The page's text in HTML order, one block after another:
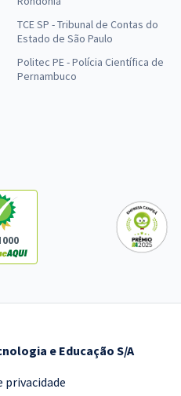
TCE SP - Tribunal de Contas do
Estado de São Paulo
Politec PE - Polícia Científica de
Pernambuco
e Educação S/A
privacidade